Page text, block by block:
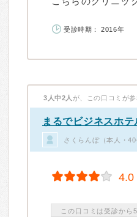
受診時期： 2016年
3人中2人 が、この口コミが
まるでビジネスホ
さくらんぼ（本人・
4.0
この口コミは受診から